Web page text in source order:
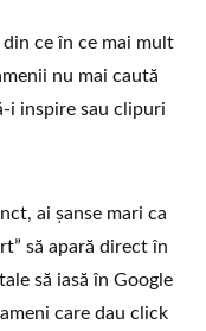
din ce în ce mai mult
nu mai caută
i inspire sau clipuri
ai șanse mari ca
să apară direct în
să iasă în Google
care dau click